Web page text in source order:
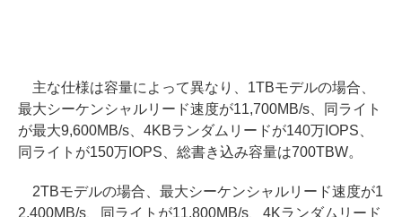
主な仕様は容量によって異なり、1TBモデルの場合、
最大シーケンシャルリード速度が11,700MB/s、同ライト
が最大9,600MB/s、4KBランダムリードが140万IOPS、
同ライトが150万IOPS、総書き込み容量は700TBW。
2TBモデルの場合、最大シーケンシャルリード速度が1
2,400MB/s、同ライトが11,800MB/s、4Kランダムリード